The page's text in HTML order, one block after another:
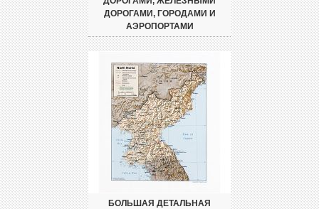
ДОРОГАМИ, ГОРОДАМИ И
АЭРОПОРТАМИ
БОЛЬШАЯ ДЕТАЛЬНАЯ